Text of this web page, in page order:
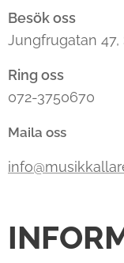
Besök oss
Jungfrugatan
Ring oss
072-3750670
Maila oss